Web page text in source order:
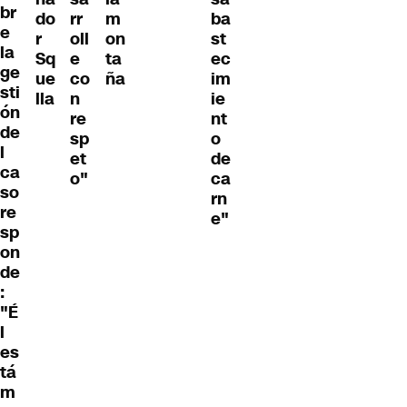
br
e
la
ge
sti
ón
de
l
ca
so
re
sp
on
de
:
"É
l
es
tá
m
do
r
Sq
ue
lla
rr
oll
e
co
n
re
sp
et
o"
m
on
ta
ña
ba
st
ec
im
ie
nt
o
de
ca
rn
e"